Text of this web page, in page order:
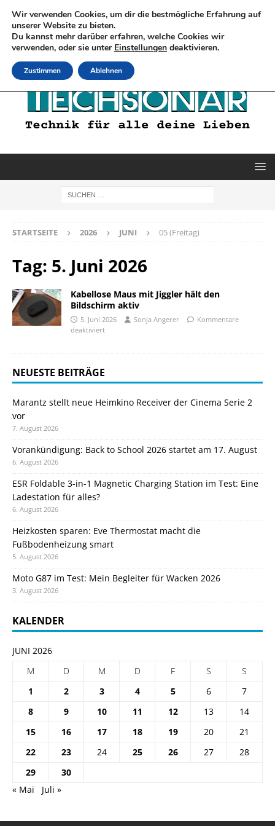
STARTSEITE 2026 JUNI 05 (Freitag)
Tag: 5. Juni 2026
Kabellose Maus mit Jiggler hält den
Bildschirm aktiv
5. Juni 2026 Sonja Angerer
Kommentare
deaktiviert
NEUESTE BEITRÄGE
Marantz stellt neue Heimkino Receiver der Cinema Serie 2
vor
7. August 2026
Vorankündigung: Back to School 2026 startet am 17. August
6. August 2026
ESR Foldable 3-in-1 Magnetic Charging Station im Test: Eine
Ladestation für alles?
6. August 2026
Heizkosten sparen: Eve Thermostat macht die
Fußbodenheizung smart
5. August 2026
Moto G87 im Test: Mein Begleiter für Wacken 2026
3. August 2026
KALENDER
JUNI 2026
M
D M D F S
S
1
2 3 4 5 6
7
8
9 10 11 12 13
14
15
16 17 18 19 20
21
22
23 24 25 26 27
28
29
30
« Mai
Juli »
Wir verwenden Cookies, um dir die bestmögliche Erfahrung auf
unserer Website zu bieten.
Du kannst mehr darüber erfahren, welche Cookies wir
verwenden, oder sie unter Einstellungen deaktivieren.
Zustimmen Ablehnen